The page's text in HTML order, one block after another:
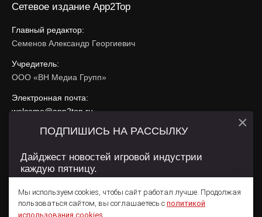
Сетевое издание App2Top
Главный редактор:
Семенов Александр Георгиевич
Учредитель:
ООО «ВН Медиа Групп»
Электронная почта:
welcome@app2top.ru
При использовании материалов активная ссылка на
Сайт использует IP адреса, cookie, данные геолокации
использования содержатся вПолитике конфиденциальностии
Пользовательском соглашении .
Мы используем cookies, чтобы сайт работал лучше. Продолжая
пользоваться сайтом, вы соглашаетесь с политикой
использования cookies
ПОДПИШИСЬ НА РАССЫЛКУ
Дайджест новостей игровой индустрии
каждую пятницу.
×